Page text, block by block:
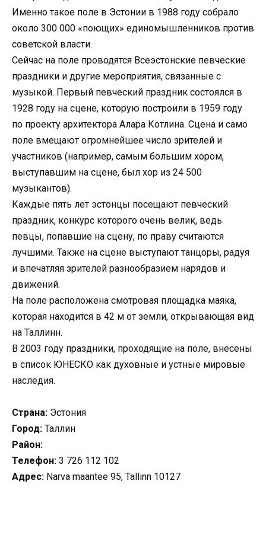
Именно такое поле в Эстонии в 1988 году собрало
около 300 000 «поющих» единомышленников против
советской власти.
Сейчас на поле проводятся Всеэстонские певческие
праздники и другие мероприятия, связанные с
музыкой. Первый певческий праздник состоялся в
1928 году на сцене, которую построили в 1959 году
по проекту архитектора Алара Котлина. Сцена и само
поле вмещают огромнейшее число зрителей и
участников (например, самым большим хором,
выступавшим на сцене, был хор из 24 500
музыкантов).
Каждые пять лет эстонцы посещают певческий
праздник, конкурс которого очень велик, ведь
певцы, попавшие на сцену, по праву считаются
лучшими. Также на сцене выступают танцоры, радуя
и впечатляя зрителей разнообразием нарядов и
движений.
На поле расположена смотровая площадка маяка,
которая находится в 42 м от земли, открывающая вид
на Таллинн.
В 2003 году праздники, проходящие на поле, внесены
в список ЮНЕСКО как духовные и устные мировые
наследия.
Страна: Эстония
Город: Таллин
Район:
Телефон: 3 726 112 102
Адрес: Narva maantee 95, Tallinn 10127